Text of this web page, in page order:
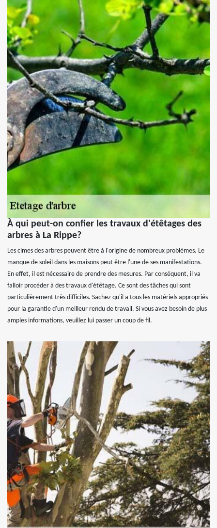
À qui peut-on confier les travaux d'étêtages des
arbres à La Rippe?
Les cimes des arbres peuvent être à l'origine de nombreux problèmes. Le
manque de soleil dans les maisons peut être l'une de ses manifestations.
En effet, il est nécessaire de prendre des mesures. Par conséquent, il va
falloir procéder à des travaux d'étêtage. Ce sont des tâches qui sont
particulièrement très difficiles. Sachez qu'il a tous les matériels appropriés
pour la garantie d'un meilleur rendu de travail. Si vous avez besoin de plus
amples informations, veuillez lui passer un coup de fil.